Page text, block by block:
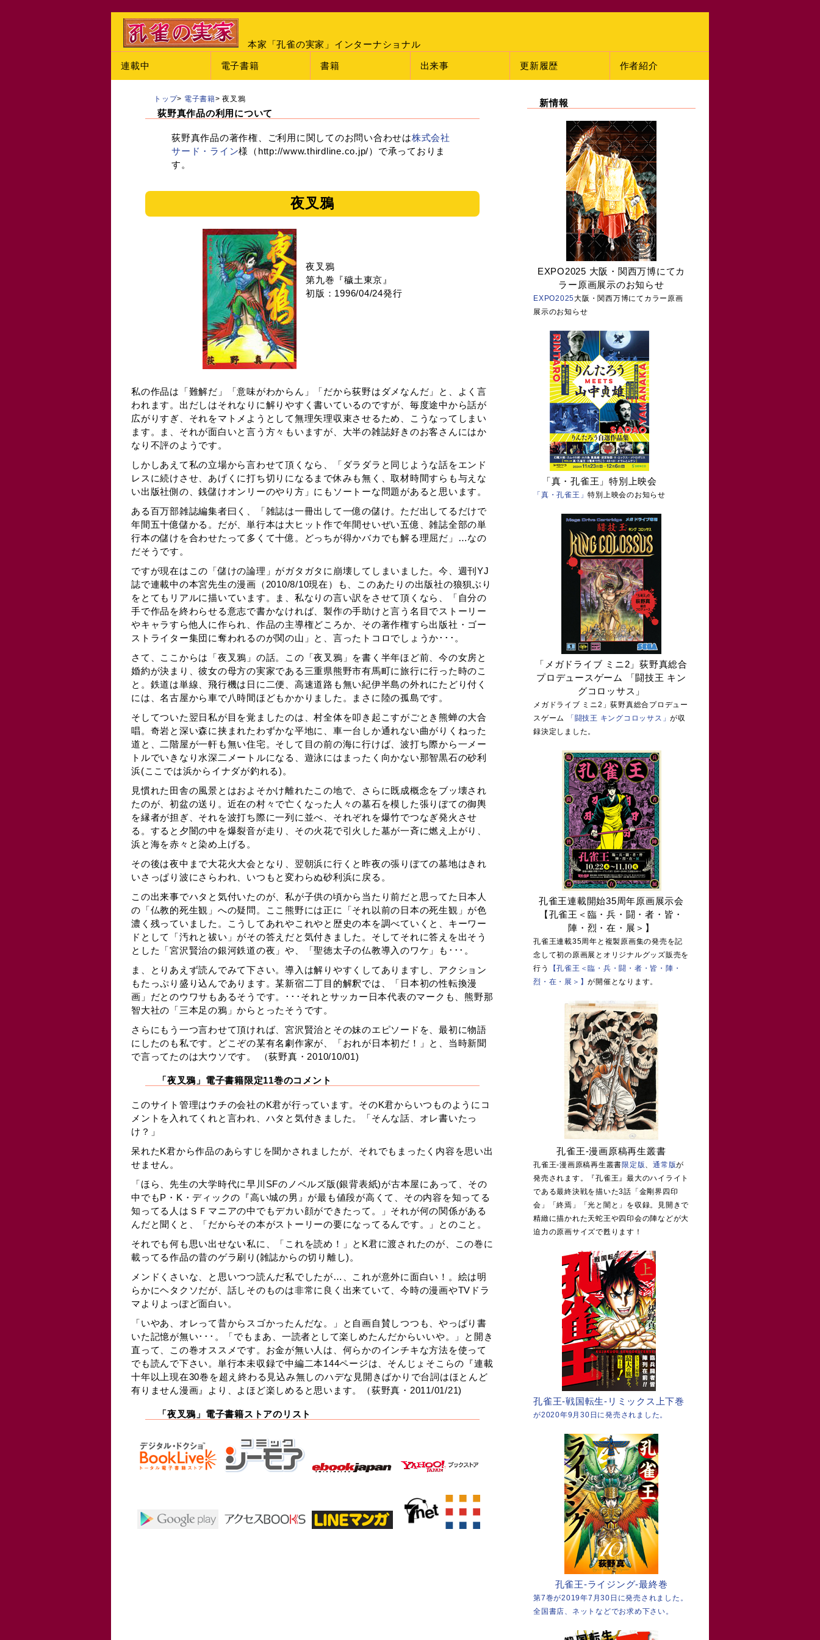
本家「孔雀の実家」インターナショナル
連載中 電子書籍 書籍 出来事 更新履歴 作者紹介
トップ> 電子書籍> 夜叉鴉
荻野真作品の利用について
荻野真作品の著作権、ご利用に関してのお問い合わせは株式会社
サード・ライン様（http://www.thirdline.co.jp/）で承っておりま
す。
夜叉鴉
夜叉鴉
第九巻『穢土東京』
初版：1996/04/24発行
私の作品は「難解だ」「意味がわからん」「だから荻野はダメなんだ」と、よく言
われます。出だしはそれなりに解りやすく書いているのですが、毎度途中から話が
広がりすぎ、それをマトメようとして無理矢理収束させるため、こうなってしまい
ます。ま、それが面白いと言う方々もいますが、大半の雑誌好きのお客さんにはか
なり不評のようです。
しかしあえて私の立場から言わせて頂くなら、「ダラダラと同じような話をエンド
レスに続けさせ、あげくに打ち切りになるまで休みも無く、取材時間すらも与えな
い出版社側の、銭儲けオンリーのやり方」にもソートーな問題があると思います。
ある百万部雑誌編集者曰く、「雑誌は一冊出して一億の儲け。ただ出してるだけで
年間五十億儲かる。だが、単行本は大ヒット作で年間せいぜい五億、雑誌全部の単
行本の儲けを合わせたって多くて十億。どっちが得かバカでも解る理屈だ」…なの
だそうです。
ですが現在はこの「儲けの論理」がガタガタに崩壊してしまいました。今、週刊YJ
誌で連載中の本宮先生の漫画（2010/8/10現在）も、このあたりの出版社の狼狽ぶり
をとてもリアルに描いています。ま、私なりの言い訳をさせて頂くなら、「自分の
手で作品を終わらせる意志で書かなければ、製作の手助けと言う名目でストーリー
やキャラすら他人に作られ、作品の主導権どころか、その著作権すら出版社・ゴー
ストライター集団に奪われるのが関の山」と、言ったトコロでしょうか･･･。
さて、ここからは「夜叉鴉」の話。この「夜叉鴉」を書く半年ほど前、今の女房と
婚約が決まり、彼女の母方の実家である三重県熊野市有馬町に旅行に行った時のこ
と。鉄道は単線、飛行機は日に二便、高速道路も無い紀伊半島の外れにたどり付く
には、名古屋から車で八時間ほどもかかりました。まさに陸の孤島です。
そしてついた翌日私が目を覚ましたのは、村全体を叩き起こすがごとき熊蝉の大合
唱。奇岩と深い森に挟まれたわずかな平地に、車一台しか通れない曲がりくねった
道と、二階屋が一軒も無い住宅。そして目の前の海に行けば、波打ち際から一メー
トルでいきなり水深二メートルになる、遊泳にはまったく向かない那智黒石の砂利
浜(ここでは浜からイナダが釣れる)。
見慣れた田舎の風景とはおよそかけ離れたこの地で、さらに既成概念をブッ壊され
たのが、初盆の送り。近在の村々で亡くなった人々の墓石を模した張りぼての御輿
を縁者が担ぎ、それを波打ち際に一列に並べ、それぞれを爆竹でつなぎ発火させ
る。すると夕闇の中を爆裂音が走り、その火花で引火した墓が一斉に燃え上がり、
浜と海を赤々と染め上げる。
その後は夜中まで大花火大会となり、翌朝浜に行くと昨夜の張りぼての墓地はきれ
いさっぱり波にさらわれ、いつもと変わらぬ砂利浜に戻る。
この出来事でハタと気付いたのが、私が子供の頃から当たり前だと思ってた日本人
の「仏教的死生観」への疑問。ここ熊野には正に「それ以前の日本の死生観」が色
濃く残っていました。こうしてあれやこれやと歴史の本を調べていくと、キーワー
ドとして「汚れと祓い」がその答えだと気付きました。そしてそれに答えを出そう
とした「宮沢賢治の銀河鉄道の夜」や、「聖徳太子の仏教導入のワケ」も･･･。
ま、とりあえず読んでみて下さい。導入は解りやすくしてありますし、アクション
もたっぷり盛り込んであります。某新宿二丁目的解釈では、「日本初の性転換漫
画」だとのウワサもあるそうです。･･･それとサッカー日本代表のマークも、熊野那
智大社の「三本足の鴉」からとったそうです。
さらにもう一つ言わせて頂ければ、宮沢賢治とその妹のエピソードを、最初に物語
にしたのも私です。どこぞの某有名劇作家が、「おれが日本初だ！」と、当時新聞
で言ってたのは大ウソです。 （荻野真・2010/10/01)
「夜叉鴉」電子書籍限定11巻のコメント
このサイト管理はウチの会社のK君が行っています。そのK君からいつものようにコ
メントを入れてくれと言われ、ハタと気付きました。「そんな話、オレ書いたっ
け？」
呆れたK君から作品のあらすじを聞かされましたが、それでもまったく内容を思い出
せません。
「ほら、先生の大学時代に早川SFのノベルズ版(銀背表紙)が古本屋にあって、その
中でもP・K・ディックの『高い城の男』が最も値段が高くて、その内容を知ってる
知ってる人はＳＦマニアの中でもデカい顔ができたって。」それが何の関係がある
んだと聞くと、「だからその本がストーリーの要になってるんです。」とのこと。
それでも何も思い出せない私に、「これを読め！」とK君に渡されたのが、この巻に
載ってる作品の昔のゲラ刷り(雑誌からの切り離し)。
メンドくさいな、と思いつつ読んだ私でしたが…、これが意外に面白い！。絵は明
らかにヘタクソだが、話しそのものは非常に良く出来ていて、今時の漫画やTVドラ
マよりよっぽど面白い。
「いやあ、オレって昔からスゴかったんだな。」と自画自賛しつつも、やっぱり書
いた記憶が無い･･･。「でもまあ、一読者として楽しめたんだからいいや。」と開き
直って、この巻オススメです。お金が無い人は、何らかのインチキな方法を使って
でも読んで下さい。単行本未収録で中編二本144ページは、そんじょそこらの『連載
十年以上現在30巻を超え終わる見込み無しのハデな見開きばかりで台詞はほとんど
有りません漫画』より、よほど楽しめると思います。（荻野真・2011/01/21)
「夜叉鴉」電子書籍ストアのリスト
新情報
EXPO2025 大阪・関西万博にてカ
ラー原画展示のお知らせ
EXPO2025大阪・関西万博にてカラー原画
展示のお知らせ
「真・孔雀王」特別上映会
「真・孔雀王」特別上映会のお知らせ
「メガドライブ ミニ2」荻野真総合
プロデュースゲーム 「闘技王 キン
グコロッサス」
メガドライブ ミニ2」荻野真総合プロデュー
スゲーム
「闘技王 キングコロッサス」が収
録決定しました。
孔雀王連載開始35周年原画展示会
【孔雀王＜臨・兵・闘・者・皆・
陣・烈・在・展＞】
孔雀王連載35周年と複製原画集の発売を記
念して初の原画展とオリジナルグッズ販売を
行う
【孔雀王＜臨・兵・闘・者・皆・陣・
烈・在・展＞】が開催となります。
孔雀王-漫画原稿再生叢書
孔雀王-漫画原稿再生叢書限定版、通常版が
発売されます。『孔雀王』最大のハイライト
である最終決戦を描いた3話「金剛界四印
会」「終焉」「光と闇と」を収録。見開きで
精緻に描かれた天蛇王や四印会の陣などが大
迫力の原画サイズで甦ります！
孔雀王-戦国転生-リミックス上下巻
が2020年9月30日に発売されました。
孔雀王-ライジング-最終巻
第7巻が2019年7月30日に発売されました。
全国書店、ネットなどでお求め下さい。